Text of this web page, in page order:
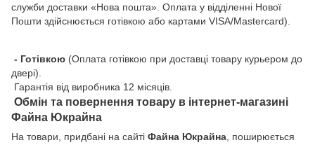
служби доставки «Нова пошта». Оплата у відділенні Нової
Пошти здійснюється готівкою або картами VISA/Mastercard).
- Готівкою (Оплата готівкою при доставці товару курьером до
двері).
Гарантія від виробника 12 місяців.
Обмін та повернення товару в інтернет-магазині
Файна Юкрайна
На товари, придбані на сайті Файна Юкрайна , поширюється